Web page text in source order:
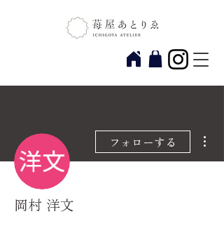
フォローする
岡村 洋文